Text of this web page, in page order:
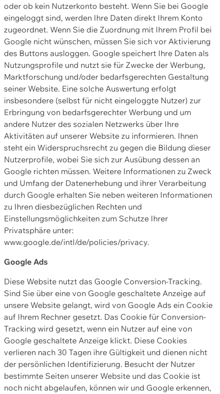
oder ob kein Nutzerkonto besteht. Wenn Sie bei Google
eingeloggt sind, werden Ihre Daten direkt Ihrem Konto
zugeordnet. Wenn Sie die Zuordnung mit Ihrem Profil bei
Google nicht wünschen, müssen Sie sich vor Aktivierung
des Buttons ausloggen. Google speichert Ihre Daten als
Nutzungsprofile und nutzt sie für Zwecke der Werbung,
Marktforschung und/oder bedarfsgerechten Gestaltung
seiner Website. Eine solche Auswertung erfolgt
insbesondere (selbst für nicht eingeloggte Nutzer) zur
Erbringung von bedarfsgerechter Werbung und um
andere Nutzer des sozialen Netzwerks über Ihre
Aktivitäten auf unserer Website zu informieren. Ihnen
steht ein Widerspruchsrecht zu gegen die Bildung dieser
Nutzerprofile, wobei Sie sich zur Ausübung dessen an
Google richten müssen. Weitere Informationen zu Zweck
und Umfang der Datenerhebung und ihrer Verarbeitung
durch Google erhalten Sie neben weiteren Informationen
zu Ihren diesbezüglichen Rechten und
Einstellungsmöglichkeiten zum Schutze Ihrer
Privatsphäre unter:
www.google.de/intl/de/policies/privacy.
Google Ads
Diese Website nutzt das Google Conversion-Tracking.
Sind Sie über eine von Google geschaltete Anzeige auf
unsere Website gelangt, wird von Google Ads ein Cookie
auf Ihrem Rechner gesetzt. Das Cookie für Conversion-
Tracking wird gesetzt, wenn ein Nutzer auf eine von
Google geschaltete Anzeige klickt. Diese Cookies
verlieren nach 30 Tagen ihre Gültigkeit und dienen nicht
der persönlichen Identifizierung. Besucht der Nutzer
bestimmte Seiten unserer Website und das Cookie ist
noch nicht abgelaufen, können wir und Google erkennen,